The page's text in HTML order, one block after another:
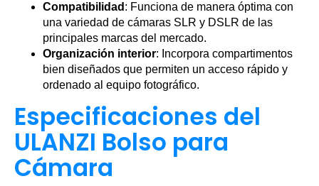
Compatibilidad : Funciona de manera óptima con
una variedad de cámaras SLR y DSLR de las
principales marcas del mercado.
Organización interior: Incorpora compartimentos
bien diseñados que permiten un acceso rápido y
ordenado al equipo fotográfico.
Especificaciones del
ULANZI Bolso para
Cámara